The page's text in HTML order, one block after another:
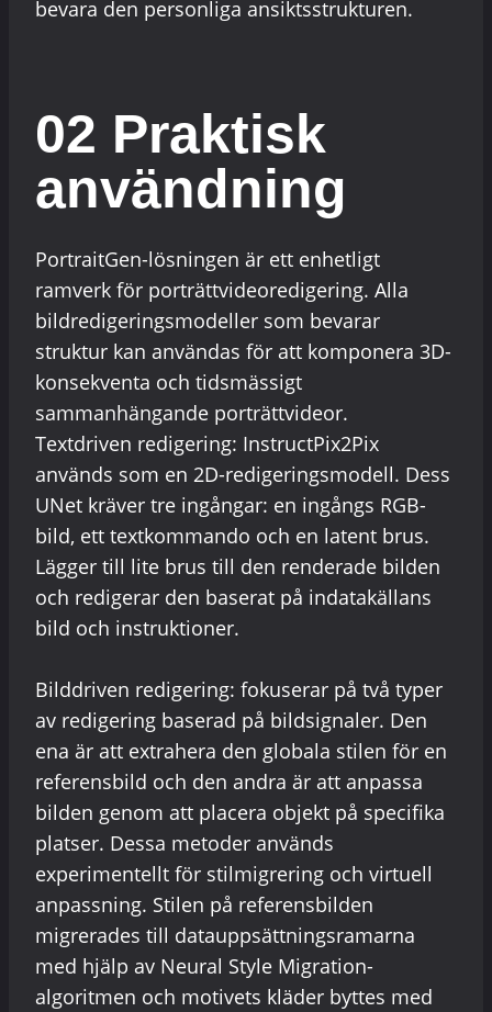
bevara den personliga ansiktsstrukturen.
02 Praktisk
användning
PortraitGen-lösningen är ett enhetligt
ramverk för porträttvideoredigering. Alla
bildredigeringsmodeller som bevarar
struktur kan användas för att komponera 3D-
konsekventa och tidsmässigt
sammanhängande porträttvideor.
Textdriven redigering: InstructPix2Pix
används som en 2D-redigeringsmodell. Dess
UNet kräver tre ingångar: en ingångs RGB-
bild, ett textkommando och en latent brus.
Lägger till lite brus till den renderade bilden
och redigerar den baserat på indatakällans
bild och instruktioner.
Bilddriven redigering: fokuserar på två typer
av redigering baserad på bildsignaler. Den
ena är att extrahera den globala stilen för en
referensbild och den andra är att anpassa
bilden genom att placera objekt på specifika
platser. Dessa metoder används
experimentellt för stilmigrering och virtuell
anpassning. Stilen på referensbilden
migrerades till datauppsättningsramarna
med hjälp av Neural Style Migration-
algoritmen och motivets kläder byttes med